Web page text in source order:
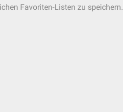
Favoriten-Listen zu speichern.